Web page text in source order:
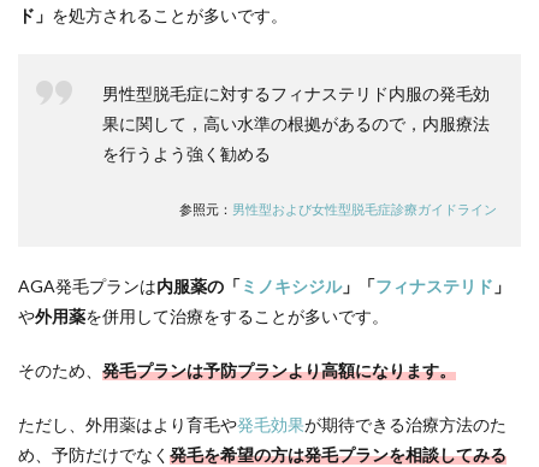
ド」 を処方されることが多いです。
男性型脱毛症に対するフィナステリド内服の発毛効
果に関して，高い水準の根拠があるので，内服療法
を行うよう強く勧める
参照元： 男性型および女性型脱毛症診療ガイドライン
AGA発毛プランは内服薬の「ミノキシジル」「フィナステリド 」
や外用薬を併用して治療をすることが多いです。
そのため、 発毛プランは予防プランより高額になります。
ただし、外用薬はより育毛や発毛効果が期待できる治療方法のた
め、予防だけでなく 発毛を希望の方は発毛プランを相談してみる